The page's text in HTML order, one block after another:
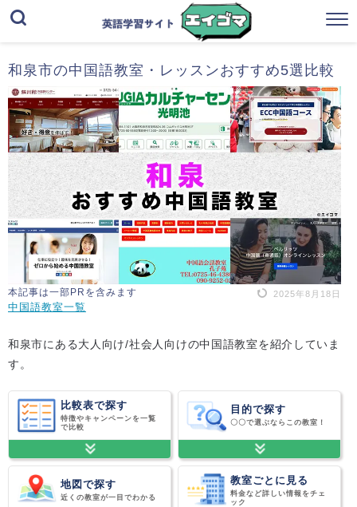
和泉市の中国語教室・レッスンおすすめ5選比較
本記事は一部PRを含みます 2025年8月18日
中国語教室一覧
和泉市にある大人向け/社会人向けの中国語教室を紹介していま
す。
比較表で探す
特徴やキャンペーンを一覧
で比較
目的で探す
〇〇で選ぶならこの教室！
地図で探す
近くの教室が一目でわかる
教室ごとに見る
料金など詳しい情報をチェ
ック